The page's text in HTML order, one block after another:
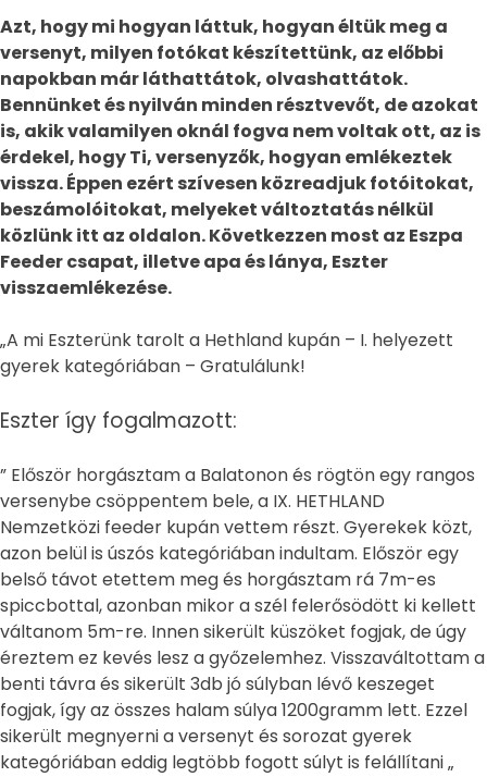
Azt, hogy mi hogyan láttuk, hogyan éltük meg a
versenyt, milyen fotókat készítettünk, az előbbi
napokban már láthattátok, olvashattátok.
Bennünket és nyilván minden résztvevőt, de azokat
is, akik valamilyen oknál fogva nem voltak ott, az is
érdekel, hogy Ti, versenyzők, hogyan emlékeztek
vissza. Éppen ezért szívesen közreadjuk fotóitokat,
beszámolóitokat, melyeket változtatás nélkül
közlünk itt az oldalon. Következzen most az Eszpa
Feeder csapat, illetve apa és lánya, Eszter
visszaemlékezése.
„A mi Eszterünk tarolt a Hethland kupán – I. helyezett
gyerek kategóriában – Gratulálunk!
Eszter így fogalmazott:
” Először horgásztam a Balatonon és rögtön egy rangos
versenybe csöppentem bele, a IX. HETHLAND
Nemzetközi feeder kupán vettem részt. Gyerekek közt,
azon belül is úszós kategóriában indultam. Először egy
belső távot etettem meg és horgásztam rá 7m-es
spiccbottal, azonban mikor a szél felerősödött ki kellett
váltanom 5m-re. Innen sikerült küszöket fogjak, de úgy
éreztem ez kevés lesz a győzelemhez. Visszaváltottam a
benti távra és sikerült 3db jó súlyban lévő keszeget
fogjak, így az összes halam súlya 1200gramm lett. Ezzel
sikerült megnyerni a versenyt és sorozat gyerek
kategóriában eddig legtöbb fogott súlyt is felállítani „